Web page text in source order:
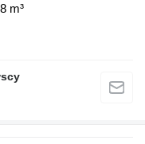
8 m³